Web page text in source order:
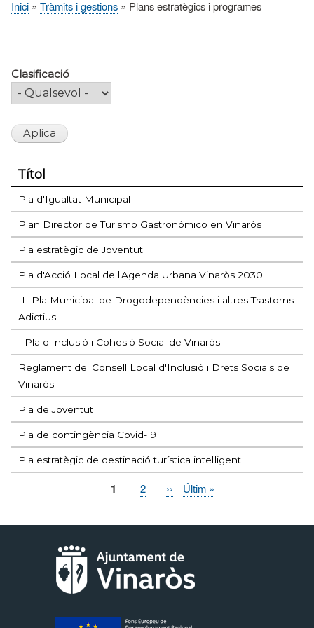
Fil
Inici Tràmits i gestions Plans estratègics i programes
Clasificació
Títol
Pla d'Igualtat Municipal
Plan Director de Turismo Gastronómico en Vinaròs
Pla estratègic de Joventut
Pla d'Acció Local de l'Agenda Urbana Vinaròs 2030
III Pla Municipal de Drogodependències i altres Trastorns
Adictius
I Pla d'Inclusió i Cohesió Social de Vinaròs
Reglament del Consell Local d'Inclusió i Drets Socials de
Vinaròs
Pla de Joventut
Pla de contingència Covid-19
Pla estratègic de destinació turística intel·ligent
Pàgina
1 Page
2
Pàgina
››
Última
Últim »